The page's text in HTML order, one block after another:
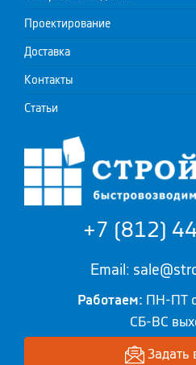
Проектирование
Доставка
Контакты
Статьи
+7 (812)
Email:
Работаем: ПН-ПТ
СБ-ВС
Задать